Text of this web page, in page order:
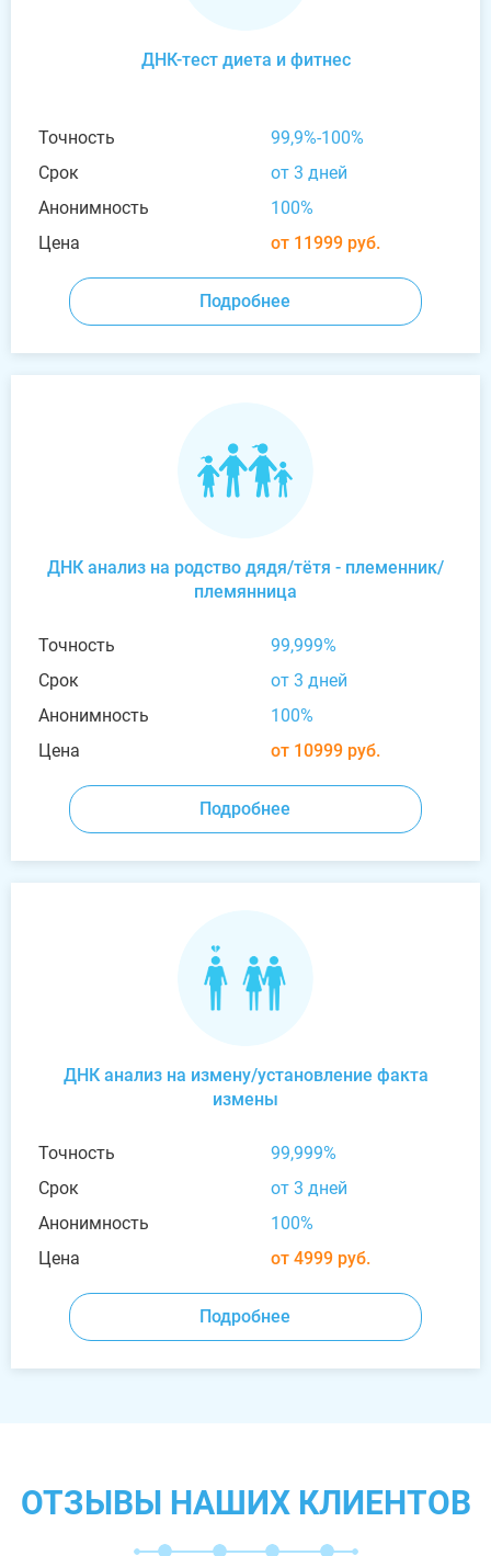
ДНК-тест диета и фитнес
Точность
99,9%-100%
Срок
от 3 дней
Анонимность
100%
Цена
от 11999 руб.
Подробнее
ДНК анализ на родство дядя/тётя - племенник/
племянница
Точность
99,999%
Срок
от 3 дней
Анонимность
100%
Цена
от 10999 руб.
Подробнее
ДНК анализ на измену/установление факта
измены
Точность
99,999%
Срок
от 3 дней
Анонимность
100%
Цена
от 4999 руб.
Подробнее
ОТЗЫВЫ НАШИХ КЛИЕНТОВ